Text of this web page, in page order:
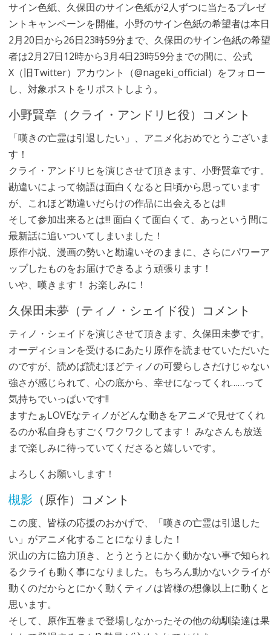
サイン色紙、久保田のサイン色紙が2人ずつに当たるプレゼ
ントキャンペーンを開催。小野のサイン色紙の希望者は本日
2月20日から26日23時59分まで、久保田のサイン色紙の希望
者は2月27日12時から3月4日23時59分までの間に、公式
X（旧Twitter）アカウント（@nageki_official）をフォロー
し、対象ポストをリポストしよう。
小野賢章（クライ・アンドリヒ役）コメント
「嘆きの亡霊は引退したい」、アニメ化おめでとうございま
す！
クライ・アンドリヒを演じさせて頂きます、小野賢章です。
勘違いによって物語は面白くなると日頃から思っています
が、これほど勘違いだらけの作品に出会えるとは!!
そして参加出来るとは!!! 面白くて面白くて、あっという間に
最新話に追いついてしまいました！
原作小説、漫画の勢いと勘違いそのままに、さらにパワーア
ップしたものをお届けできるよう頑張ります！
いや、嘆きます！ お楽しみに！
久保田未夢（ティノ・シェイド役）コメント
ティノ・シェイドを演じさせて頂きます、久保田未夢です。
オーディションを受けるにあたり原作を読ませていただいた
のですが、読めば読むほどティノの可愛らしさだけじゃない
強さが感じられて、心の底から、幸せになってくれ……って
気持ちでいっぱいです!!
ますたぁLOVEなティノがどんな動きをアニメで見せてくれ
るのか私自身もすごくワクワクしてます！ みなさんも放送
まで楽しみに待っていてくださると嬉しいです。
よろしくお願いします！
槻影 （原作）コメント
この度、皆様の応援のおかげで、「嘆きの亡霊は引退した
い」がアニメ化することになりました！
沢山の方に協力頂き、とうとうとにかく動かない事で知られ
るクライも動く事になりました。もちろん動かないクライが
動くのだからとにかく動くティノは皆様の想像以上に動くと
思います。
そして、原作五巻まで登場しなかったその他の幼馴染達は果